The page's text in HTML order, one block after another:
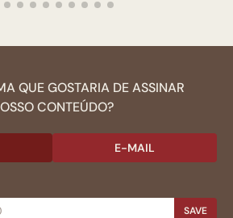
QUE GOSTARIA DE ASSINAR
CONTEÚDO?
E-MAIL
SAVE